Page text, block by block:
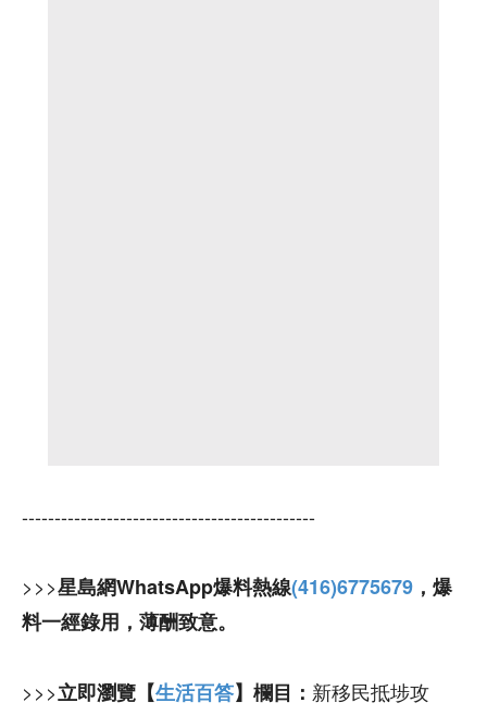
---------------------------------------------
>>>星島網WhatsApp爆料熱線(416)6775679 ，爆
料一經錄用，薄酬致意。
>>>立即瀏覽【生活百答】欄目： 新移民抵埗攻